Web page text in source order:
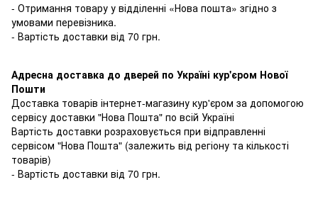
- Отримання товару у відділенні «Нова пошта» згідно з
умовами перевізника.
- Вартість доставки від 70 грн.
Адресна доставка до дверей по Україні кур'єром Нової
Пошти
Доставка товарів інтернет-магазину кур'єром за допомогою
сервісу доставки "Нова Пошта" по всій Україні
Вартість доставки розраховується при відправленні
сервісом "Нова Пошта" (залежить від регіону та кількості
товарів)
- Вартість доставки від 70 грн.